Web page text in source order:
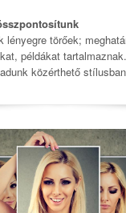
lényegre törőek;
példákat tartalmaznak.
adunk közérthető